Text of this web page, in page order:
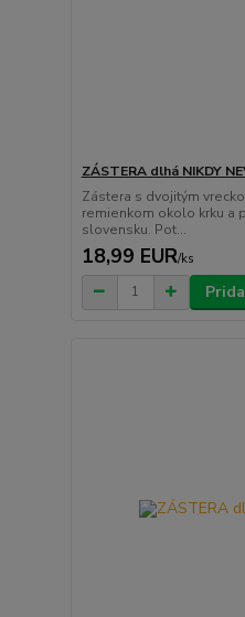
ZÁSTERA dlhá NIKDY
Zástera s dvojitým
remienkom okolo krku a
slovensku. Pot...
18,99 EUR/ks